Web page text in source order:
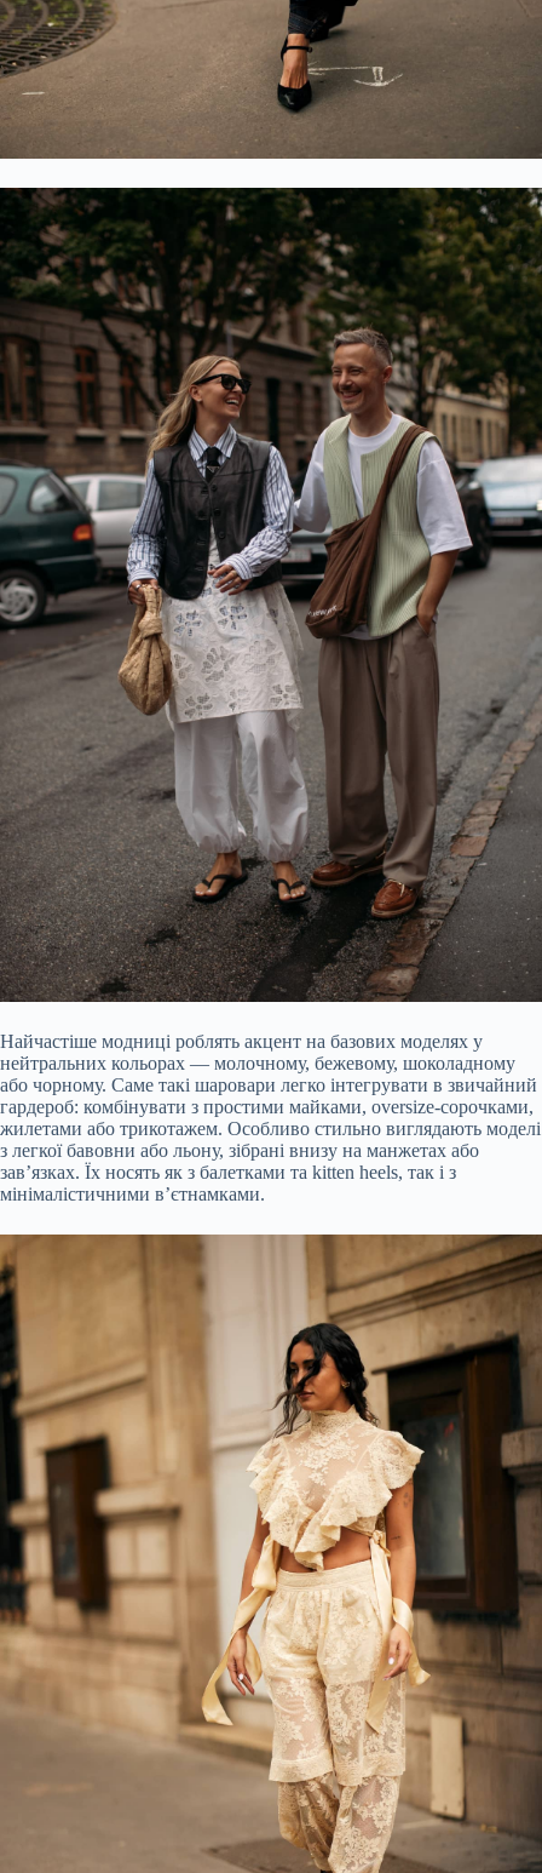
Найчастіше модниці роблять акцент на базових моделях у
нейтральних кольорах — молочному, бежевому, шоколадному
або чорному. Саме такі шаровари легко інтегрувати в звичайний
гардероб: комбінувати з простими майками, oversize-сорочками,
жилетами або трикотажем. Особливо стильно виглядають моделі
з легкої бавовни або льону, зібрані внизу на манжетах або
зав’язках. Їх носять як з балетками та kitten heels, так і з
мінімалістичними в’єтнамками.